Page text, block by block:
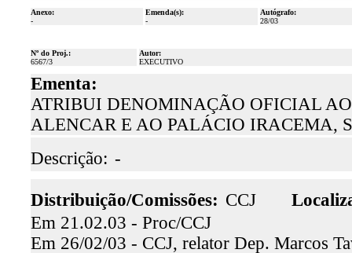
Anexo:
-
Emenda(s):
-
Autógrafo:
28/03
Nº do Proj.:
6567/3
Autor:
EXECUTIVO
Ementa:
ATRIBUI DENOMINAÇÃO OFICIAL
ALENCAR E AO PALÁCIO IRACEMA,
Descrição: -
Distribuição/Comissões: CCJ
Em 21.02.03 - Proc/CCJ
Em 26/02/03 - CCJ, relator Dep. Marcos